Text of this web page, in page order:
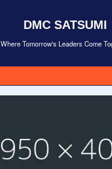
DMC SATSUMI
Where Tomorrow's Leaders Come